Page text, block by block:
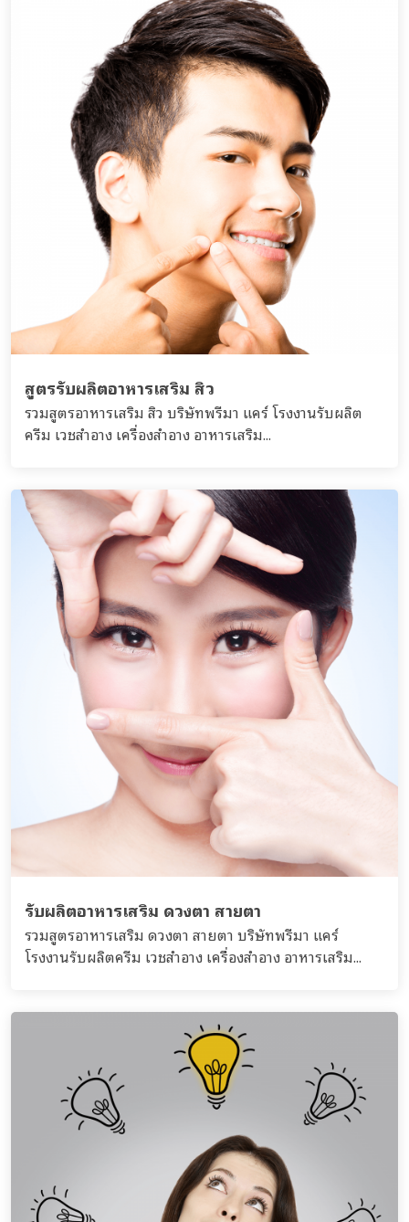
สูตรรับผลิตอาหารเสริม สิว
รวมสูตรอาหารเสริม สิว บริษัทพรีมา แคร์ โรงงานรับผลิต
ครีม เวชสำอาง เครื่องสำอาง อาหารเสริม...
รับผลิตอาหารเสริม ดวงตา สายตา
รวมสูตรอาหารเสริม ดวงตา สายตา บริษัทพรีมา แคร์
โรงงานรับผลิตครีม เวชสำอาง เครื่องสำอาง อาหารเสริม...